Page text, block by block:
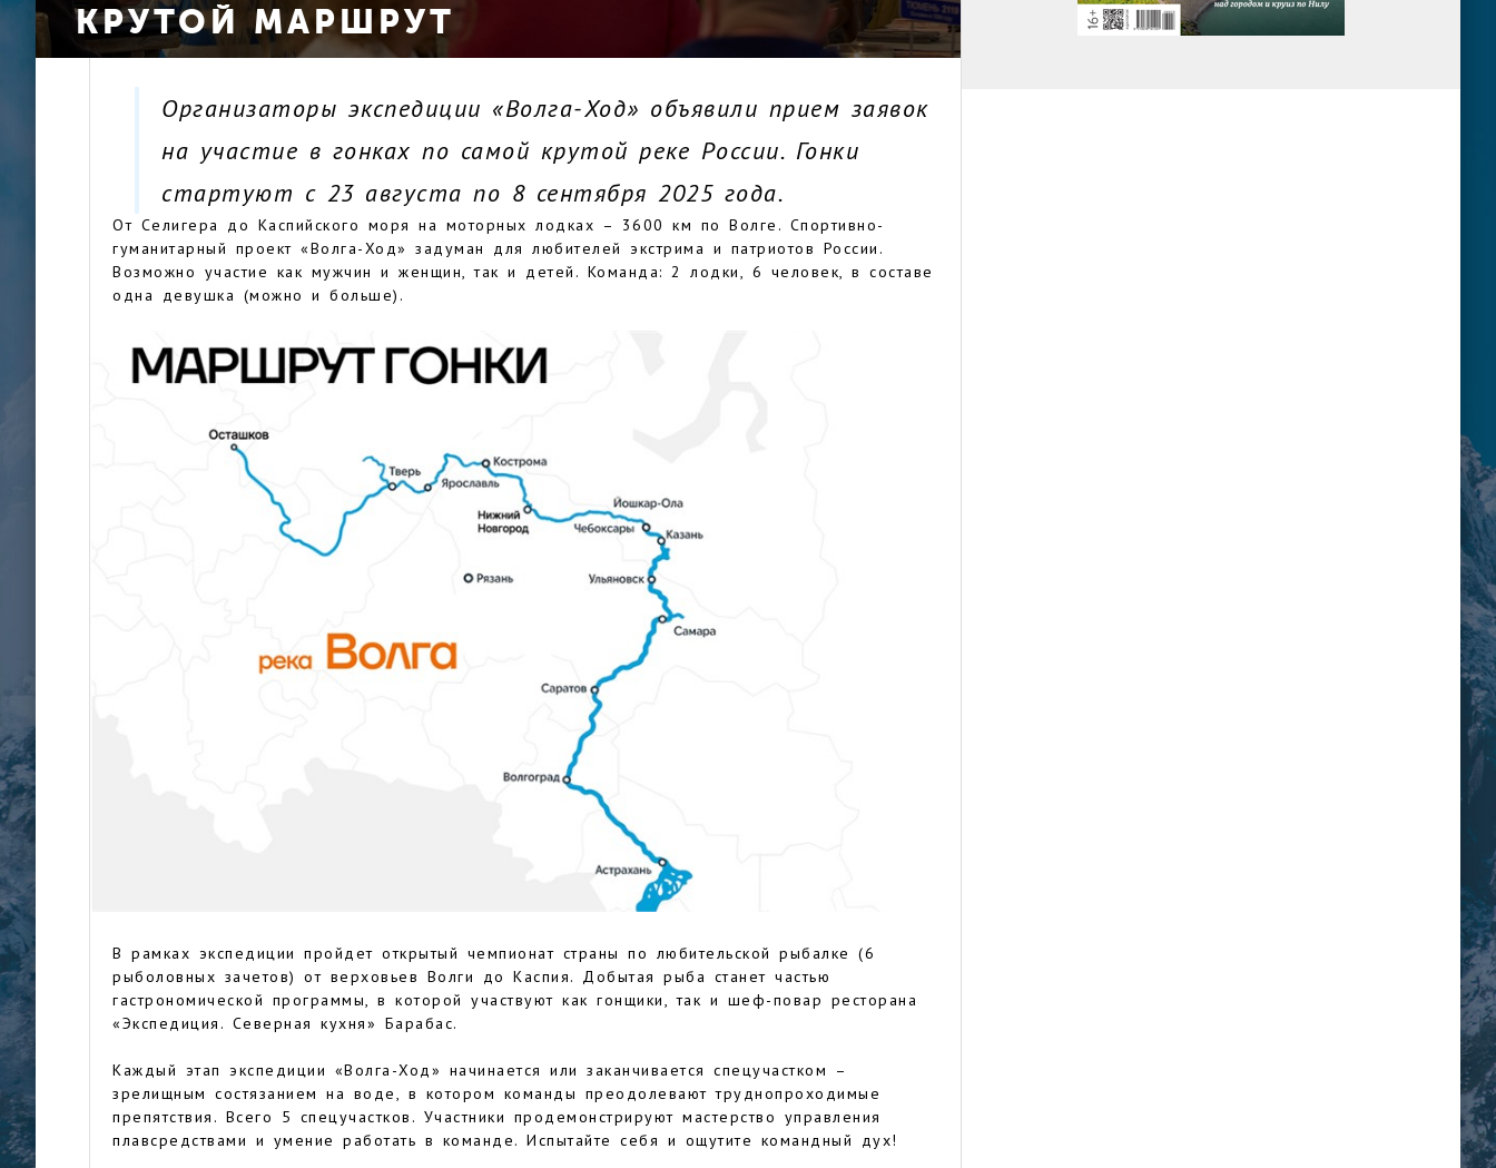
КРУТОЙ МАРШРУТ
Организаторы экспедиции «Волга-Ход» объявили прием заявок
на участие в гонках по самой крутой реке России. Гонки
стартуют с 23 августа по 8 сентября 2025 года.
От Селигера до Каспийского моря на моторных лодках – 3600 км по Волге. Спортивно-
гуманитарный проект «Волга-Ход» задуман для любителей экстрима и патриотов России.
Возможно участие как мужчин и женщин, так и детей. Команда: 2 лодки, 6 человек, в составе
одна девушка (можно и больше).
В рамках экспедиции пройдет открытый чемпионат страны по любительской рыбалке (6
рыболовных зачетов) от верховьев Волги до Каспия. Добытая рыба станет частью
гастрономической программы, в которой участвуют как гонщики, так и шеф-повар ресторана
«Экспедиция. Северная кухня» Барабас.
Каждый этап экспедиции «Волга-Ход» начинается или заканчивается спецучастком –
зрелищным состязанием на воде, в котором команды преодолевают труднопроходимые
препятствия. Всего 5 спецучастков. Участники продемонстрируют мастерство управления
плавсредствами и умение работать в команде. Испытайте себя и ощутите командный дух!